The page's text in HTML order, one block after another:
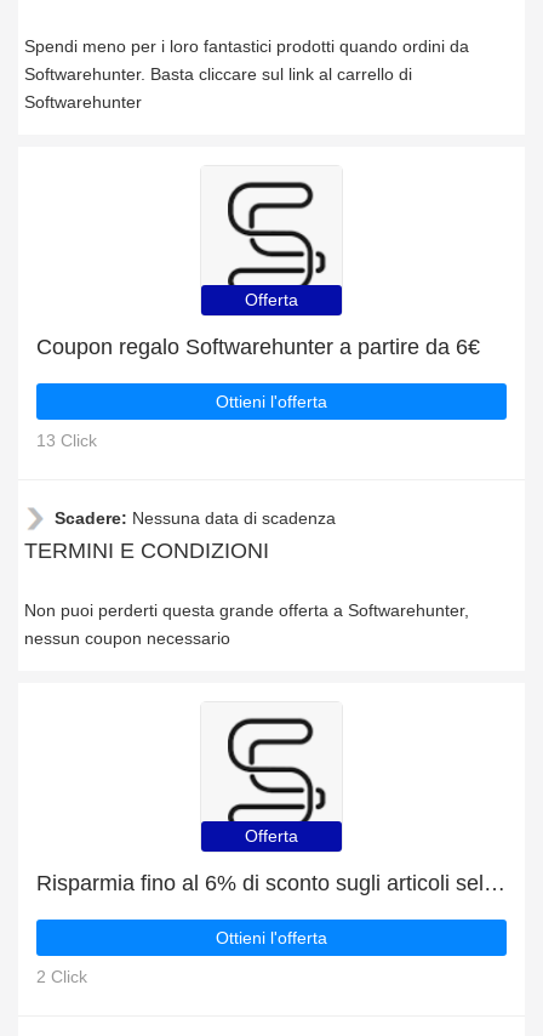
Spendi meno per i loro fantastici prodotti quando ordini da
Softwarehunter. Basta cliccare sul link al carrello di
Softwarehunter
Offerta
Coupon regalo Softwarehunter a partire da 6€
Ottieni l'offerta
13 Click
Scadere: Nessuna data di scadenza
TERMINI E CONDIZIONI
Non puoi perderti questa grande offerta a Softwarehunter,
nessun coupon necessario
Offerta
Risparmia fino al 6% di sconto sugli articoli selezionati
Ottieni l'offerta
2 Click